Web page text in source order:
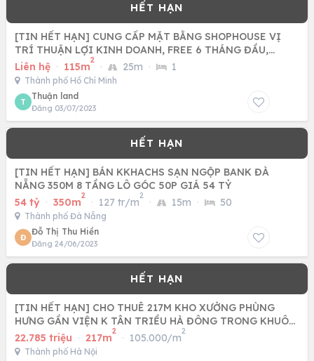
[TIN HẾT HẠN] CUNG CẤP MẶT BẰNG SHOPHOUSE VỊ
TRÍ THUẬN LỢI KINH DOANH, FREE 6 THÁNG ĐẦU,
SHOPHOUSE Q12.
Liên hệ · 115m
2
· 25m · 1
Thành phố Hồ Chí Minh
T
Thuận land
Đăng 03/07/2023
[TIN HẾT HẠN] BÁN KKHACHS SẠN NGỘP BANK ĐÀ
NẴNG 350M 8 TẦNG LÔ GÓC 50P GIÁ 54 TỶ
54 tỷ · 350m
2
· 127 tr/m
2
· 15m · 50
Thành phố Đà Nẵng
Đ
Đỗ Thị Thu Hiền
Đăng 24/06/2023
[TIN HẾT HẠN] CHO THUÊ 217M KHO XƯỞNG PHÙNG
HƯNG GẦN VIỆN K TÂN TRIỀU HÀ ĐÔNG TRONG KHUÔN
VIÊN CÔNG TY, XE
22.785 triệu · 217m
2
· 105.000/m
2
Thành phố Hà Nội